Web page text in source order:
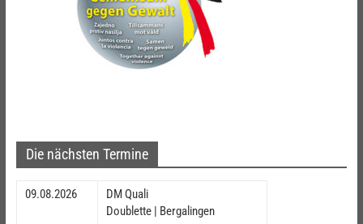
Die nächsten Termine
09.08.2026
DM Quali
Doublette | Bergalingen